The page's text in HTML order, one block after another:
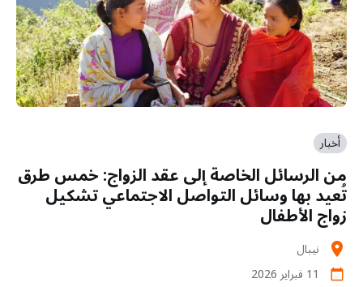
أخبار
من الرسائل الخاصة إلى عقد الزواج: خمس طرق
تُعيد بها وسائل التواصل الاجتماعي تشكيل
زواج الأطفال
location_on نيبال
calendar_today 11 فبراير 2026